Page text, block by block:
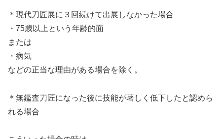
＊現代刀匠展に３回続けて出展しなかった場合
・75歳以上という年齢的面
または
・病気
などの正当な理由がある場合を除く。
＊無鑑査刀匠になった後に技能が著しく低下したと認めら
れる場合